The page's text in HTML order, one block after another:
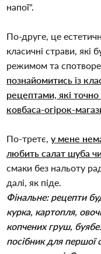
напої".
По-друге, це
класичні страви, які
режимом та
познайомитись із
рецептами, які
ковбаса-огірок-
По-третє, у мене
любить салат шуба
смаки без нальоту
далі, як піде.
Фінальне: рецепти
курка, картопля,
копчених груш,
посібник для першої